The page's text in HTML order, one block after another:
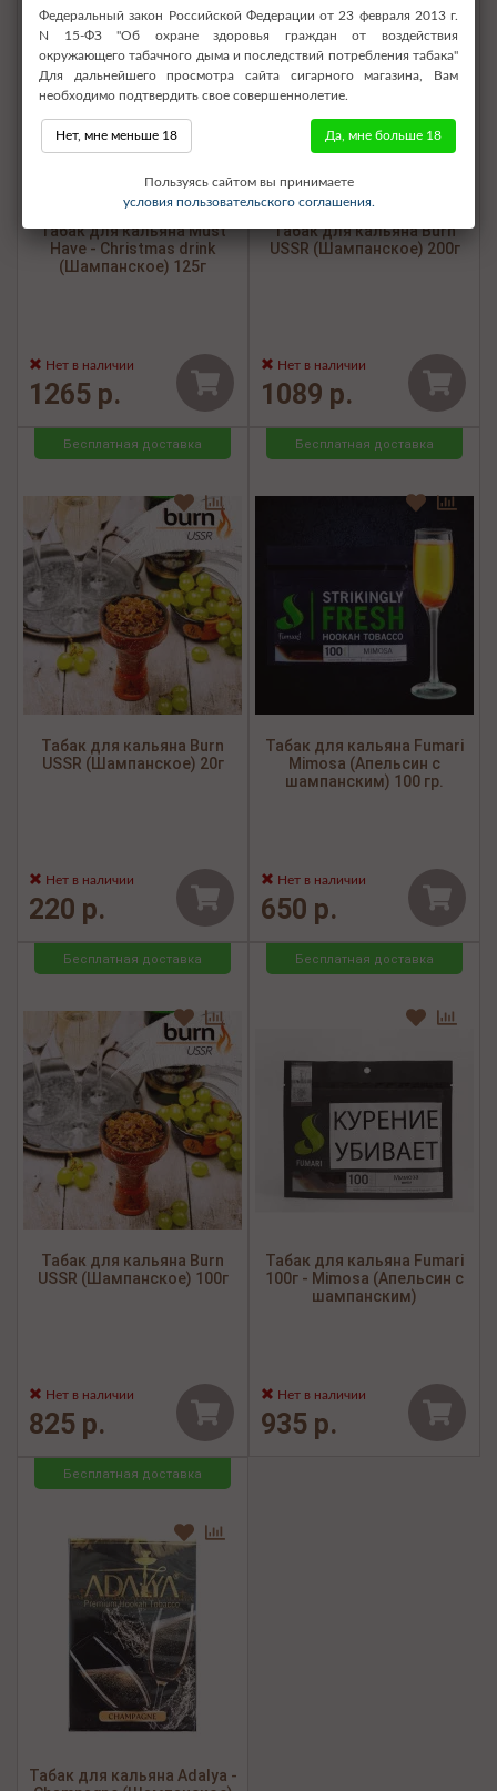
Табак для кальяна Must
Have - Christmas drink
(Шампанское) 125г
Нет в наличии
1265 р.
Табак для кальяна Burn
USSR (Шампанское) 200г
Нет в наличии
1089 р.
Бесплатная доставка
Табак для кальяна Burn
USSR (Шампанское) 20г
Нет в наличии
220 р.
Бесплатная доставка
Табак для кальяна Fumari
Mimosa (Апельсин с
шампанским) 100 гр.
Нет в наличии
650 р.
Бесплатная доставка
Табак для кальяна Burn
USSR (Шампанское) 100г
Нет в наличии
825 р.
Бесплатная доставка
Табак для кальяна Fumari
100г - Mimosa (Апельсин с
шампанским)
Нет в наличии
935 р.
Бесплатная доставка
Табак для кальяна Adalya -
Федеральный закон Российской Федерации от 23 февраля 2013 г.
N 15-ФЗ "Об охране здоровья граждан от воздействия
окружающего табачного дыма и последствий потребления табака"
Для дальнейшего просмотра сайта сигарного магазина, Вам
необходимо подтвердить свое совершеннолетие.
Нет, мне меньше 18 Да, мне больше 18
Пользуясь сайтом вы принимаете
условия пользовательского соглашения.